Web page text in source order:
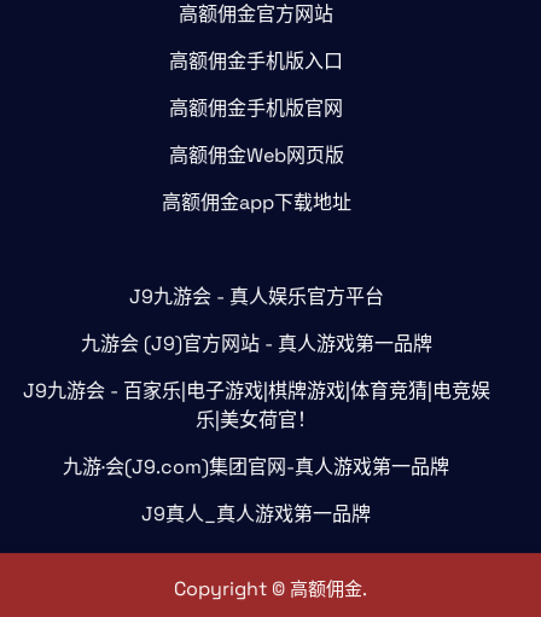
高额佣金官方网站
高额佣金手机版入口
高额佣金手机版官网
高额佣金Web网页版
高额佣金app下载地址
J9九游会 - 真人娱乐官方平台
九游会 (J9)官方网站 - 真人游戏第一品牌
J9九游会 - 百家乐|电子游戏|棋牌游戏|体育竞猜|电竞娱
乐|美女荷官！
九游·会(J9.com)集团官网-真人游戏第一品牌
J9真人_真人游戏第一品牌
Copyright © 高额佣金.